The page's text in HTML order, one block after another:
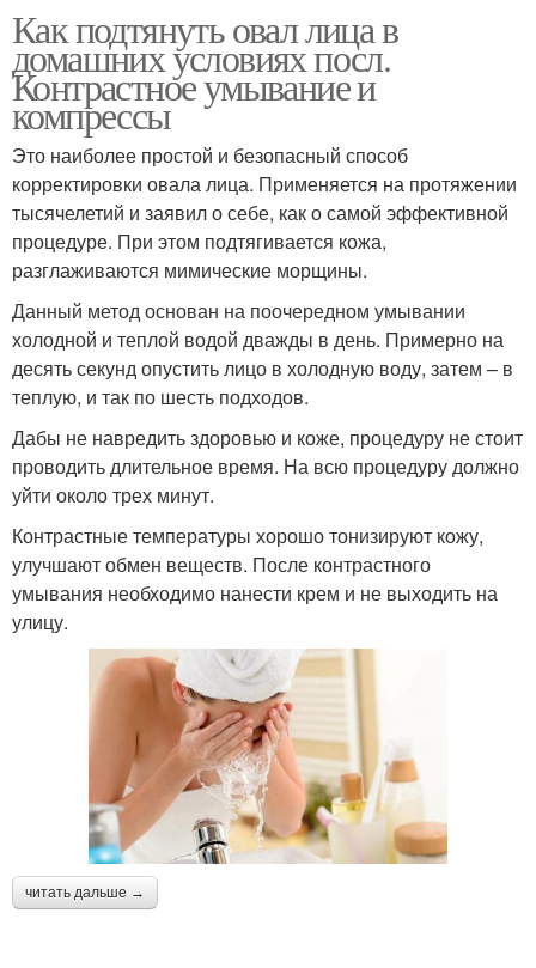
Как подтянуть овал лица в
домашних условиях посл.
Контрастное умывание и
компрессы
Это наиболее простой и безопасный способ
корректировки овала лица. Применяется на протяжении
тысячелетий и заявил о себе, как о самой эффективной
процедуре. При этом подтягивается кожа,
разглаживаются мимические морщины.
Данный метод основан на поочередном умывании
холодной и теплой водой дважды в день. Примерно на
десять секунд опустить лицо в холодную воду, затем – в
теплую, и так по шесть подходов.
Дабы не навредить здоровью и коже, процедуру не стоит
проводить длительное время. На всю процедуру должно
уйти около трех минут.
Контрастные температуры хорошо тонизируют кожу,
улучшают обмен веществ. После контрастного
умывания необходимо нанести крем и не выходить на
улицу.
читать дальше →